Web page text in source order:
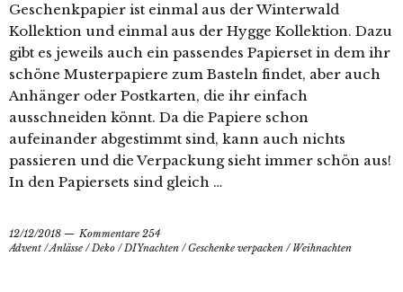
Geschenkpapier ist einmal aus der Winterwald
Kollektion und einmal aus der Hygge Kollektion. Dazu
gibt es jeweils auch ein passendes Papierset in dem ihr
schöne Musterpapiere zum Basteln findet, aber auch
Anhänger oder Postkarten, die ihr einfach
ausschneiden könnt. Da die Papiere schon
aufeinander abgestimmt sind, kann auch nichts
passieren und die Verpackung sieht immer schön aus!
In den Papiersets sind gleich …
12/12/2018
Kommentare 254
Advent /Anlässe /Deko /DIYnachten /Geschenke verpacken / Weihnachten